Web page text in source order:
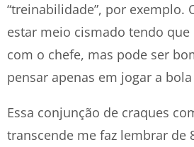
“treinabilidade”, por exemplo.
estar meio cismado tendo
com o chefe, mas pode ser
pensar apenas em jogar a
Essa conjunção de craques
transcende me faz lembrar de